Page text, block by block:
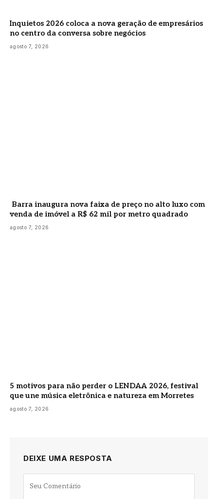
Inquietos 2026 coloca a nova geração de empresários
no centro da conversa sobre negócios
agosto 7, 2026
Barra inaugura nova faixa de preço no alto luxo com
venda de imóvel a R$ 62 mil por metro quadrado
agosto 7, 2026
5 motivos para não perder o LENDAA 2026, festival
que une música eletrônica e natureza em Morretes
agosto 7, 2026
DEIXE UMA RESPOSTA